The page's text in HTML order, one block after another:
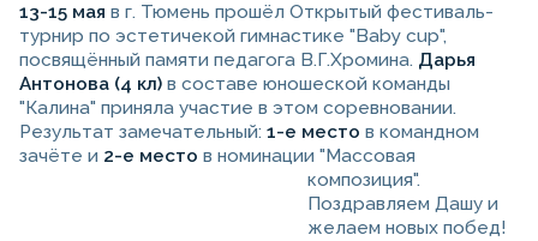
13-15 мая в г. Тюмень прошёл Открытый фестиваль-
турнир по эстетичекой гимнастике "Baby cup",
посвящённый памяти педагога В.Г.Хромина. Дарья
Антонова (4 кл) в составе юношеской команды
"Калина" приняла участие в этом соревновании.
Результат замечательный: 1-е место в командном
зачёте и 2-е место в номинации "Массовая
композиция".
Поздравляем Дашу и
желаем новых побед!